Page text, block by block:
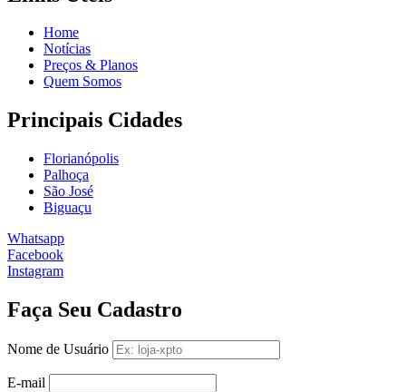
Home
Notícias
Preços & Planos
Quem Somos
Principais Cidades
Florianópolis
Palhoça
São José
Biguaçu
Whatsapp
Facebook
Instagram
Faça Seu Cadastro
Nome de Usuário
E-mail